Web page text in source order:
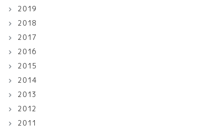
2019
2018
2017
2016
2015
2014
2013
2012
2011